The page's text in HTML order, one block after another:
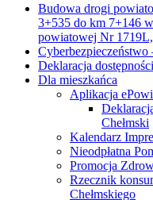
Budowa drogi
3+535 do km 7+146
powiatowej Nr
Cyberbezpieczeństwo
Deklaracja dostępności
Dla mieszkańca
Aplikacja
Chełmski
Kalendarz
Nieodpłatna
Promocja
Rzecznik
Chełmskiego